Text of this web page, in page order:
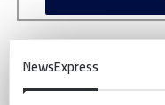
NewsExpress